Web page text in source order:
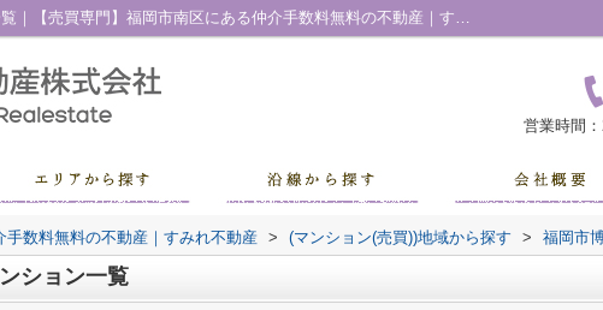
福岡市博多区店屋町のマンション一覧｜【売買専門】福岡市南区にある仲介手数料無料の不動産｜すみれ不動産
営業時間
手数料無料の不動産｜すみれ不動産 > (マンション(売買))地域から探す > 福岡市
ション一覧